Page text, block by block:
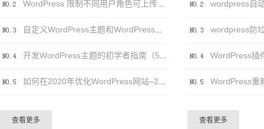
WordPress 限制不同用户角色可上传的文件类型及大小
自定义WordPress主题和WordPress主题自定义之间的区别
开发WordPress主题的初学者指南（5个步骤）
如何在2020年优化WordPress网站–20个（可行）技巧
查看更多
wordpress自
WordPress插
查看更多